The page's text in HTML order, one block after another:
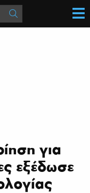
για
εξέδωσε